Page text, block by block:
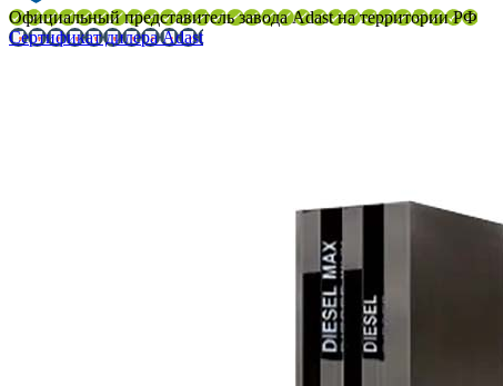
Официальный представитель завода Adast на территории РФ
Сертификат дилера Adast